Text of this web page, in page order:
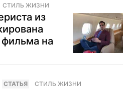
СТИЛЬ ЖИЗНИ
из
на
CТАТЬЯ СТИЛЬ ЖИЗНИ